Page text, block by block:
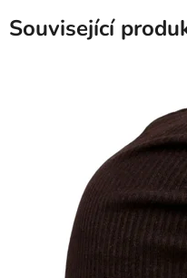
Související